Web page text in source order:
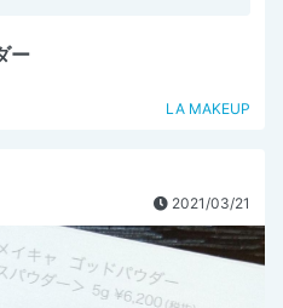
ー
LA MAKEUP
2021/03/21